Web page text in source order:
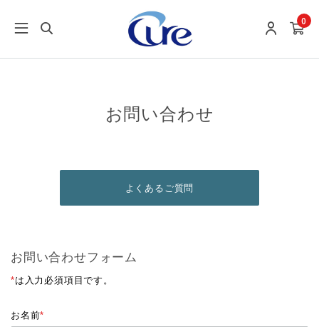
0
お問い合わせ
よくあるご質問
お問い合わせフォーム
*は入力必須項目です。
お名前*